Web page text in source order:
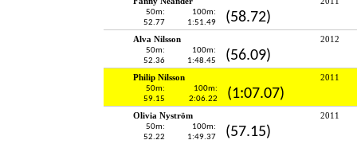
50m:
52.77
100m:
1:51.49
(58.72)
Alva Nilsson 2012
50m:
52.36
100m:
1:48.45
(56.09)
Philip Nilsson 2011
50m:
59.15
100m:
2:06.22
(1:07.07)
Olivia Nyström 2011
50m:
52.22
100m:
1:49.37
(57.15)